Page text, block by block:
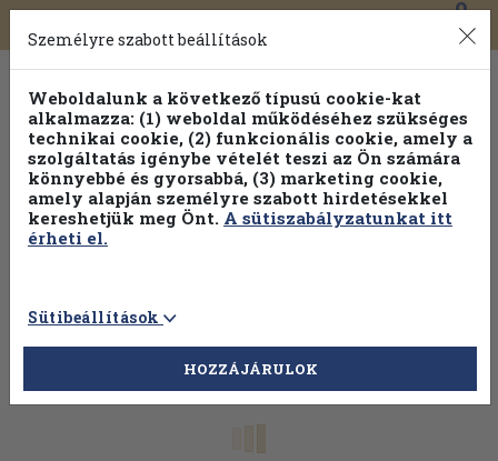
Toggle
navigation
0
Válogasson több mint 30 000 kötet közül
Hobbi témakörökben20% kedvezménnyel!
Személyre szabott beállítások
Weboldalunk a következő típusú cookie-kat
alkalmazza: (1) weboldal működéséhez szükséges
technikai cookie, (2) funkcionális cookie, amely a
szolgáltatás igénybe vételét teszi az Ön számára
könnyebbé és gyorsabbá, (3) marketing cookie,
amely alapján személyre szabott hirdetésekkel
kereshetjük meg Önt. A sütiszabályzatunkat itt
érheti el.
Sütibeállítások
HOZZÁJÁRULOK